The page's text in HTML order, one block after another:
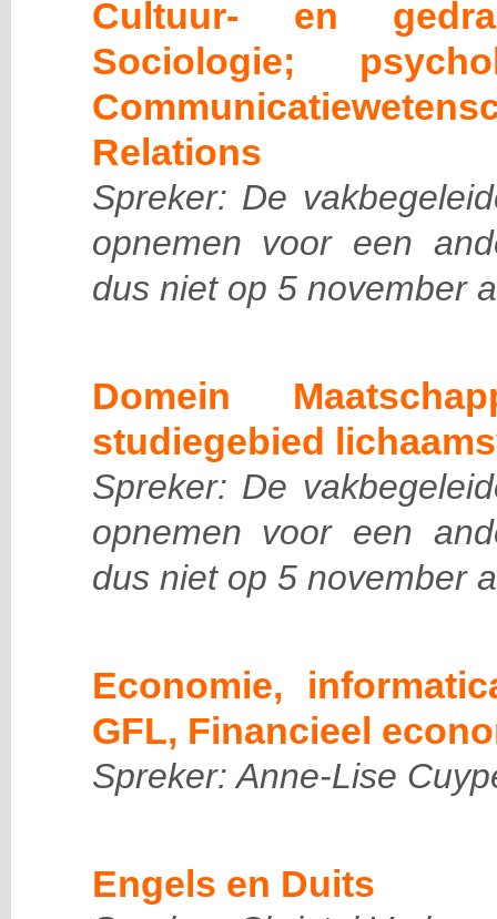
Cultuur- en
Sociologie;
Relations
Spreker: De
opnemen voor een
dus niet op 5 november
Domein
studiegebied
Spreker: De
opnemen voor een
dus niet op 5 november
Economie,
GFL, Financieel
Spreker: Anne-Lise
Engels en Duits